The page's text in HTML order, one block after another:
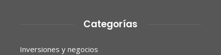
Categorías
Inversiones y negocios